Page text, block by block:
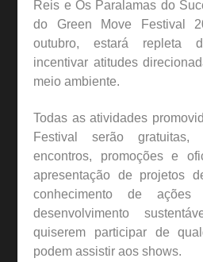
Reis e Os Paralamas do
do Green Move Festival
outubro, estará repleta
incentivar atitudes
meio ambiente.
Todas as atividades
Festival serão gratuitas,
encontros, promoções e
apresentação de projetos
conhecimento de
desenvolvimento
quiserem participar de
podem assistir aos shows.